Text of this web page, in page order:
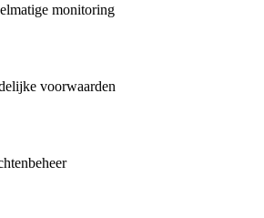
monitoring
voorwaarden